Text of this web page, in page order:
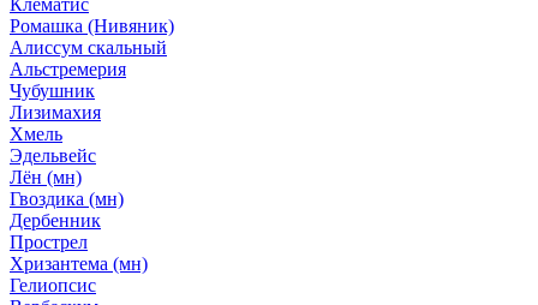
Клематис
Ромашка (Нивяник)
Алиссум скальный
Альстремерия
Чубушник
Лизимахия
Хмель
Эдельвейс
Лён (мн)
Гвоздика (мн)
Дербенник
Прострел
Хризантема (мн)
Гелиопсис